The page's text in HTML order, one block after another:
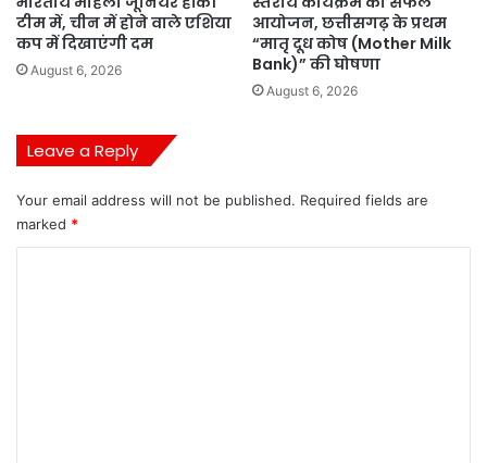
टीम में, चीन में होने वाले एशिया
कप में दिखाएंगी दम
August 6, 2026
आयोजन, छत्तीसगढ़ के प्रथम
“मातृ दूध कोष (Mother Milk
Bank)” की घोषणा
August 6, 2026
Leave a Reply
Your email address will not be published. Required fields are
marked *